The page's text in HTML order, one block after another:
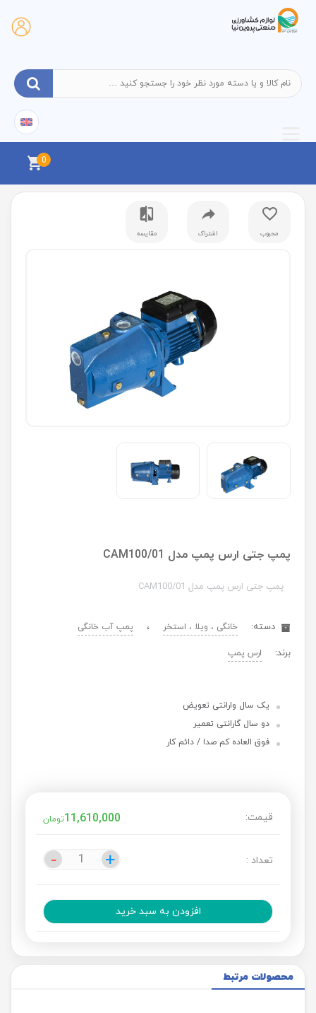
0
محبوب اشتراک مقایسه
پمپ جتی ارس پمپ مدل CAM100/01
پمپ جتی ارس پمپ مدل CAM100/01
دسته: خانگی ، ویلا ، استخر ، پمپ آب خانگی
برند: ارس پمپ
یک سال وارانتی تعویض
دو سال گارانتی تعمیر
فوق العاده کم صدا / دائم کار
قیمت: 11,610,000تومان
تعداد : +
- +
-
افزودن به سبد خرید
محصولات مرتبط